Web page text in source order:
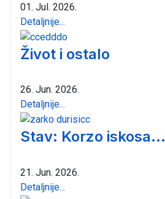
01. Jul. 2026.
Detaljnije...
Život i ostalo
26. Jun. 2026.
Detaljnije...
Stav: Korzo iskosa...
21. Jun. 2026.
Detaljnije...